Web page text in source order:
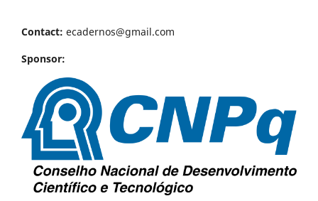
Contact: ecadernos@gmail.com
Sponsor: